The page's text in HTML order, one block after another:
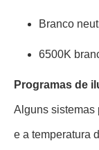
Branco
6500K
Programas de
Alguns sistemas
e a temperatura